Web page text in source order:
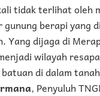
tidak terlihat oleh
berapi yang
Yang dijaga di
wilayah
di dalam
, Penyuluh